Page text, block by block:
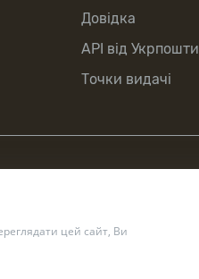
цей сайт, Ви
Довідка
API від Укрпошти
Точки видачі